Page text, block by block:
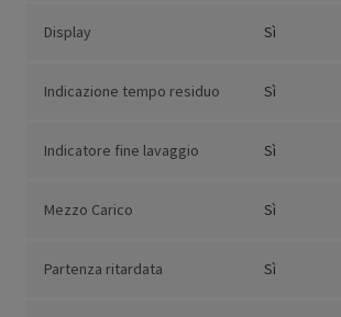
Display Sì
Indicazione tempo residuo Sì
Indicatore fine lavaggio Sì
Mezzo Carico Sì
Partenza ritardata Sì